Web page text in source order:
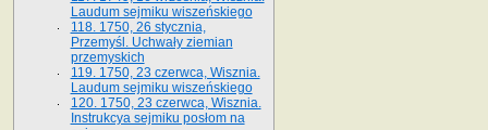
Laudum sejmiku wiszeńskiego
118. 1750, 26 stycznia,
Przemyśl. Uchwały ziemian
przemyskich
119. 1750, 23 czerwca, Wisznia.
Laudum sejmiku wiszeńskiego
120. 1750, 23 czerwca, Wisznia.
Instrukcya sejmiku posłom na